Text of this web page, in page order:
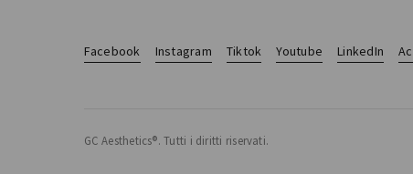
Facebook Instagram Tiktok Youtube LinkedIn
GC Aesthetics®. Tutti i diritti riservati.